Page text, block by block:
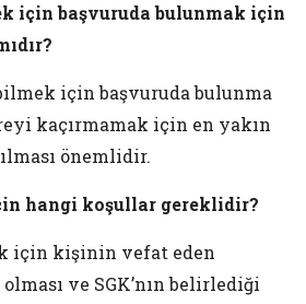
için başvuruda bulunmak için
için başvuruda bulunma
kaçırmamak için en yakın
önemlidir.
hangi koşullar gereklidir?
için kişinin vefat eden
ve SGK’nın belirlediği